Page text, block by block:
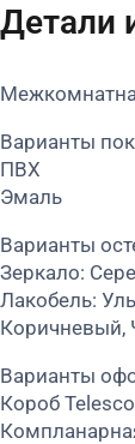
Детали
Варианты
ПВХ
Эмаль
Варианты
Зеркало:
Лакобель:
Коричневый,
Варианты
Короб